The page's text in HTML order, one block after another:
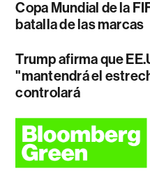
Copa Mundial de la
batalla de las marcas
Trump afirma que
"mantendrá el
controlará